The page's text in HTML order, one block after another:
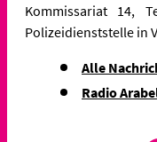
Kommissariat 14,
Polizeidienststelle in
Alle
Radio